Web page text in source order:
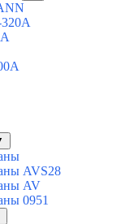
320А
AVS28
AV
0951